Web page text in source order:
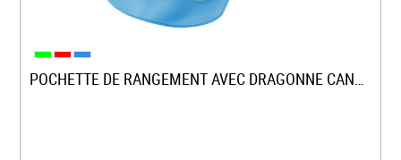
POCHETTE DE RANGEMENT AVEC DRAGONNE CANCUN...